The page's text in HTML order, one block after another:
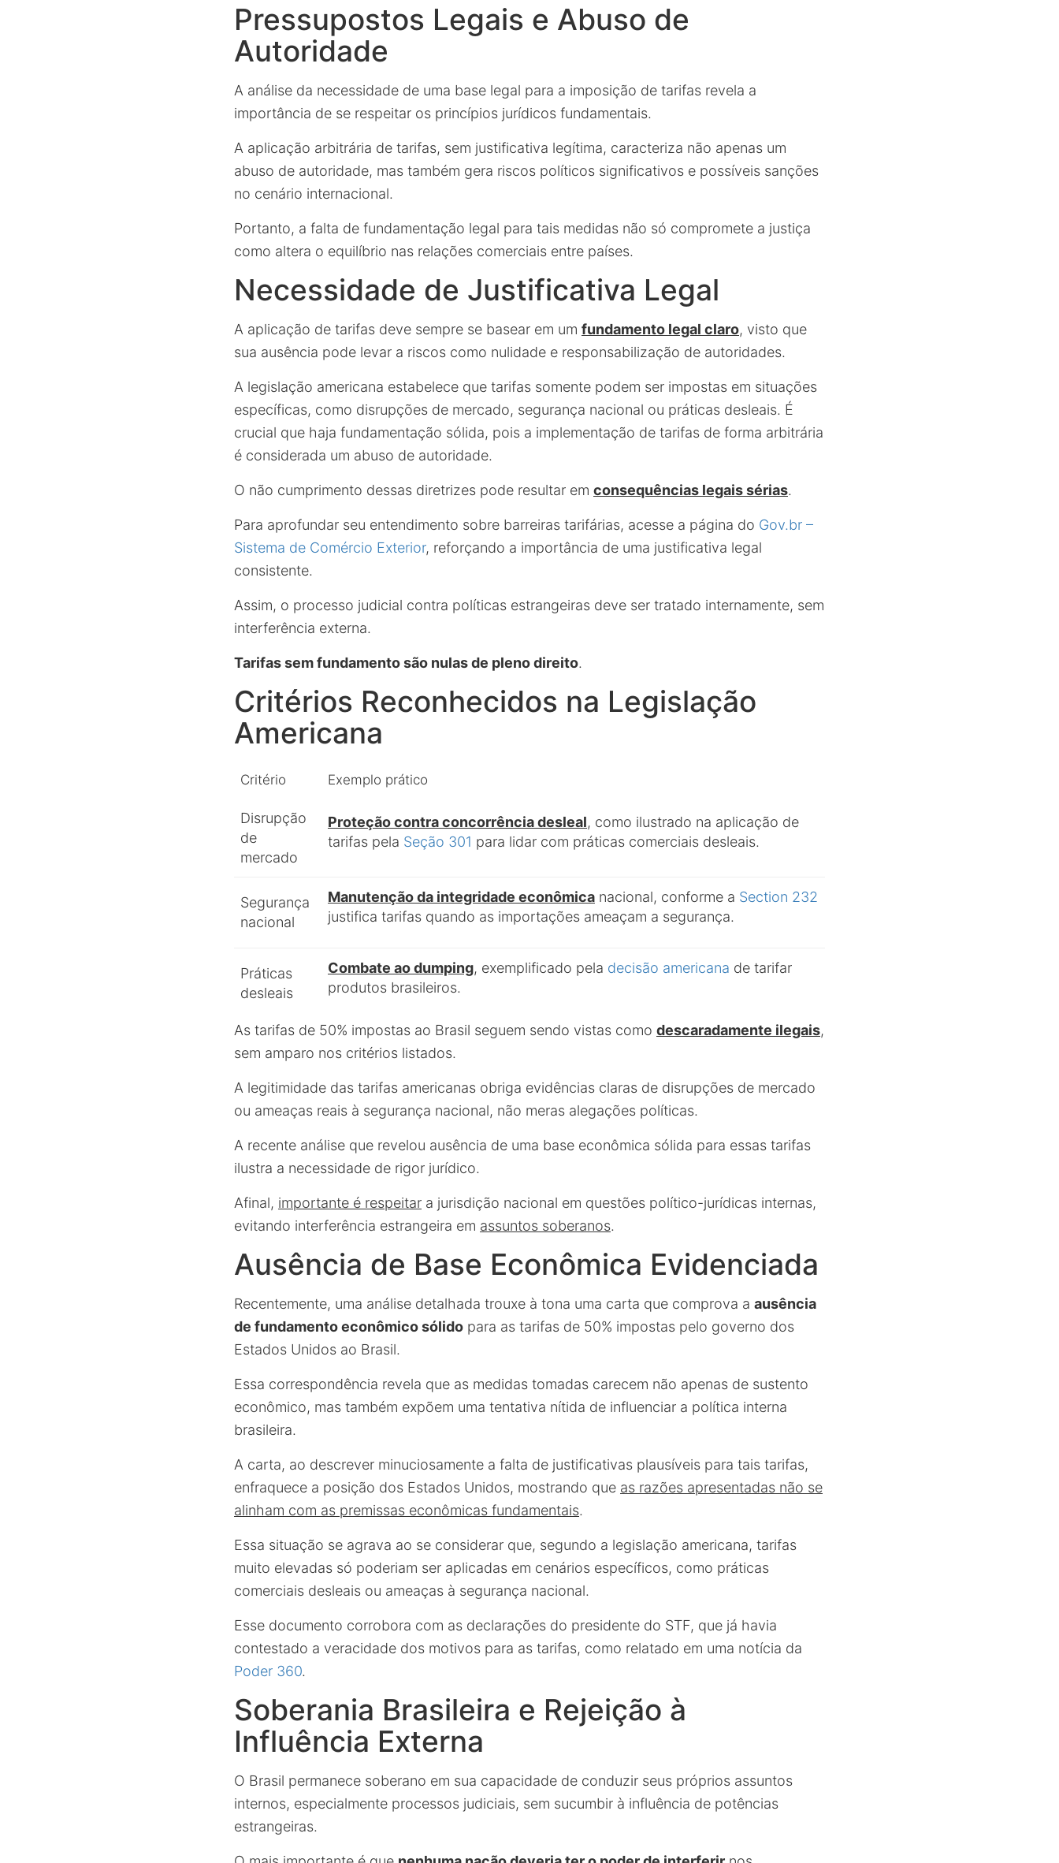
Pressupostos Legais e Abuso de
Autoridade
A análise da necessidade de uma base legal para a imposição de tarifas revela a
importância de se respeitar os princípios jurídicos fundamentais.
A aplicação arbitrária de tarifas, sem justificativa legítima, caracteriza não apenas um
abuso de autoridade, mas também gera riscos políticos significativos e possíveis sanções
no cenário internacional.
Portanto, a falta de fundamentação legal para tais medidas não só compromete a justiça
como altera o equilíbrio nas relações comerciais entre países.
Necessidade de Justificativa Legal
A aplicação de tarifas deve sempre se basear em um fundamento legal claro, visto que
sua ausência pode levar a riscos como nulidade e responsabilização de autoridades.
A legislação americana estabelece que tarifas somente podem ser impostas em situações
específicas, como disrupções de mercado, segurança nacional ou práticas desleais. É
crucial que haja fundamentação sólida, pois a implementação de tarifas de forma arbitrária
é considerada um abuso de autoridade.
O não cumprimento dessas diretrizes pode resultar em consequências legais sérias.
Para aprofundar seu entendimento sobre barreiras tarifárias, acesse a página do Gov.br –
Sistema de Comércio Exterior, reforçando a importância de uma justificativa legal
consistente.
Assim, o processo judicial contra políticas estrangeiras deve ser tratado internamente, sem
interferência externa.
Tarifas sem fundamento são nulas de pleno direito.
Critérios Reconhecidos na Legislação
Americana
Critério Exemplo prático
Disrupção
de
mercado
Proteção contra concorrência desleal, como ilustrado na aplicação de
tarifas pela Seção 301 para lidar com práticas comerciais desleais.
Segurança
nacional
Manutenção da integridade econômica nacional, conforme a Section 232
justifica tarifas quando as importações ameaçam a segurança.
Práticas
desleais
Combate ao dumping, exemplificado pela decisão americana de tarifar
produtos brasileiros.
As tarifas de 50% impostas ao Brasil seguem sendo vistas como descaradamente ilegais,
sem amparo nos critérios listados.
A legitimidade das tarifas americanas obriga evidências claras de disrupções de mercado
ou ameaças reais à segurança nacional, não meras alegações políticas.
A recente análise que revelou ausência de uma base econômica sólida para essas tarifas
ilustra a necessidade de rigor jurídico.
Afinal, importante é respeitar a jurisdição nacional em questões político-jurídicas internas,
evitando interferência estrangeira em assuntos soberanos.
Ausência de Base Econômica Evidenciada
Recentemente, uma análise detalhada trouxe à tona uma carta que comprova a ausência
de fundamento econômico sólido para as tarifas de 50% impostas pelo governo dos
Estados Unidos ao Brasil.
Essa correspondência revela que as medidas tomadas carecem não apenas de sustento
econômico, mas também expõem uma tentativa nítida de influenciar a política interna
brasileira.
A carta, ao descrever minuciosamente a falta de justificativas plausíveis para tais tarifas,
enfraquece a posição dos Estados Unidos, mostrando que as razões apresentadas não se
alinham com as premissas econômicas fundamentais.
Essa situação se agrava ao se considerar que, segundo a legislação americana, tarifas
muito elevadas só poderiam ser aplicadas em cenários específicos, como práticas
comerciais desleais ou ameaças à segurança nacional.
Esse documento corrobora com as declarações do presidente do STF, que já havia
contestado a veracidade dos motivos para as tarifas, como relatado em uma notícia da
Poder 360.
Soberania Brasileira e Rejeição à
Influência Externa
O Brasil permanece soberano em sua capacidade de conduzir seus próprios assuntos
internos, especialmente processos judiciais, sem sucumbir à influência de potências
estrangeiras.